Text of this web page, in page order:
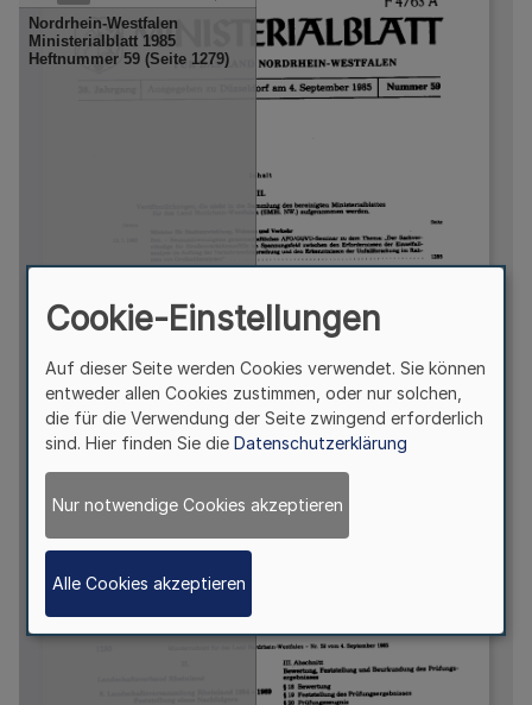
Cookie-Einstellungen
Auf dieser Seite werden Cookies verwendet. Sie können
entweder allen Cookies zustimmen, oder nur solchen,
die für die Verwendung der Seite zwingend erforderlich
sind. Hier finden Sie die Datenschutzerklärung
Nur notwendige Cookies akzeptieren
Alle Cookies akzeptieren